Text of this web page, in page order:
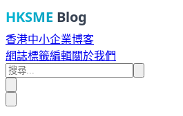
HKSME Blog
香港中小企業博客
網誌標籤編輯關於我們